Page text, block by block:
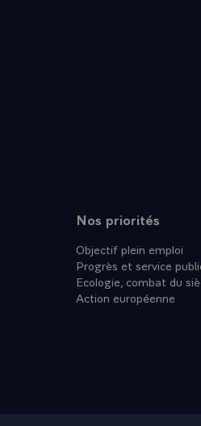
que, par
officialisée
l'année
- Et, au
source de
- Enfin que
avoir la
pouvoir
l'emploi. Ce
demain
formation
d'entre
ne
Nos priorités
Objectif plein emploi
Progrès et service
Ecologie, combat du
Action européenne